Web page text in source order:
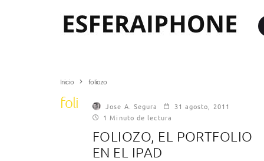
Inicio foliozo
foliozo Jose A. Segura
31 agosto, 2011
1 Minuto de lectura
FOLIOZO, EL PORTFOLIO
EN EL IPAD